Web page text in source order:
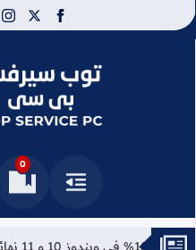
facebook
x
القائمة
0
نظام Azure Linux: مايكروسوفت تفاجئ الجميع بتوزيعة لينكس خاصة بها